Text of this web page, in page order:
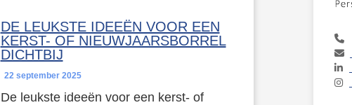
DE LEUKSTE IDEEËN VOOR EEN
KERST- OF NIEUWJAARSBORREL
DICHTBIJ
22 september 2025
De leukste ideeën voor een kerst- of